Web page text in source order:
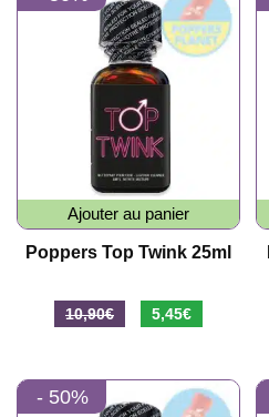
10,90€. 5,45€.
Ajouter au panier
Poppers Top Twink 25ml
10,90€
Le
était :
5,45€
est :
- 50%